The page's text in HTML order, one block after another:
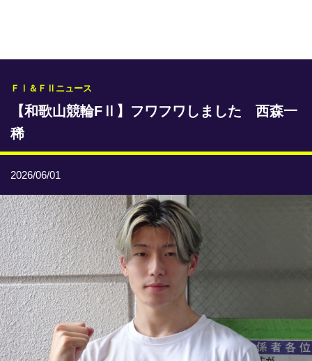
レース情報
本日のおすすめレース
トリマクリオリジナル予想
トリマクリコラム
お知らせ
番記者とくダネ！
選手ランキング
競輪場ガイド
記者紹介
ＦⅠ＆ＦⅡニュース
【和歌山競輪FⅡ】フワフワしました 西森一
稀
2026/06/01